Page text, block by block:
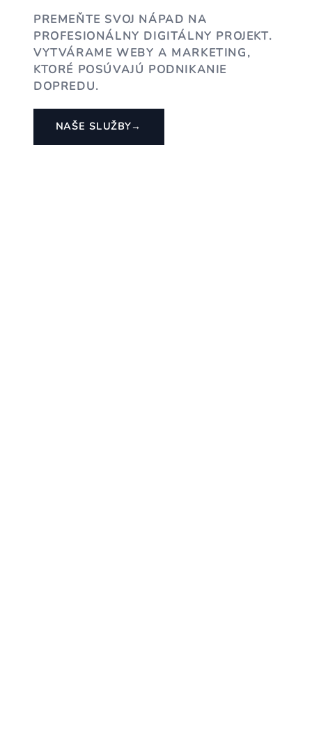
PREMEŇTE SVOJ NÁPAD NA
PROFESIONÁLNY DIGITÁLNY PROJEKT.
VYTVÁRAME WEBY A MARKETING,
KTORÉ POSÚVAJÚ PODNIKANIE
DOPREDU.
NAŠE SLUŽBY→